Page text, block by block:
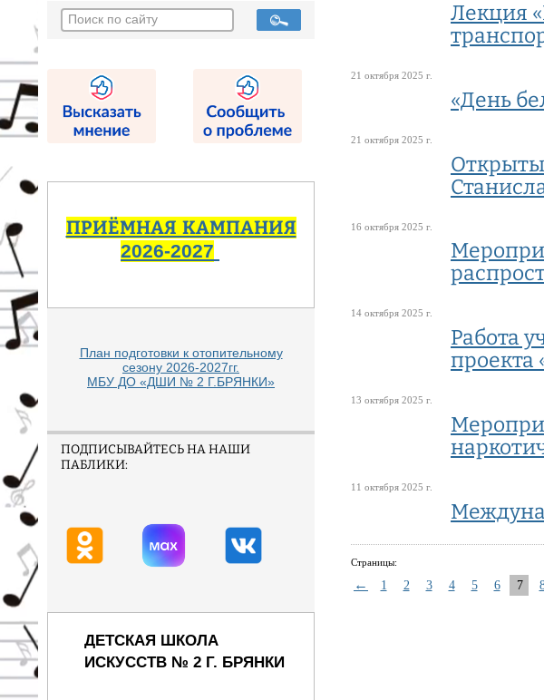
ПРИЁМНАЯ КАМПАНИЯ
2026-2027
План подготовки к отопительному
сезону 2026-2027гг.
МБУ ДО «ДШИ № 2 Г.БРЯНКИ»
ПОДПИСЫВАЙТЕСЬ НА НАШИ
ПАБЛИКИ:
ДЕТСКАЯ ШКОЛА
ИСКУССТВ № 2 Г. БРЯНКИ
Лекция
21 октября 2025 г.
«День
21 октября 2025 г.
16 октября 2025 г.
14 октября 2025 г.
Работа
проекта
13 октября 2025 г.
11 октября 2025 г.
Страницы:
← 1 2 3 4 5 6 7